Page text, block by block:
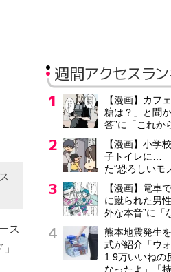
ス
週間アクセスラ
【漫画】カフ
糖は？」と聞
答”に「これか
【漫画】小学
子トイレに…
た“恐ろしいモ
【漫画】電車
に蹴られた男
外な本音”に「
熊本地震発生
式が紹介「ウ
1.9万いいね
なったよ」「